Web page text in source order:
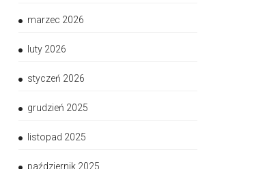
marzec 2026
luty 2026
styczeń 2026
grudzień 2025
listopad 2025
październik 2025